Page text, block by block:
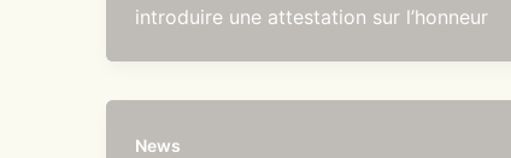
introduire une attestation sur l’honneur
News